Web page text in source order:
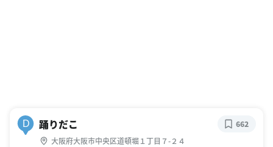
D 踊りだこ
大阪府大阪市中央区道頓堀１丁目７-２４
662